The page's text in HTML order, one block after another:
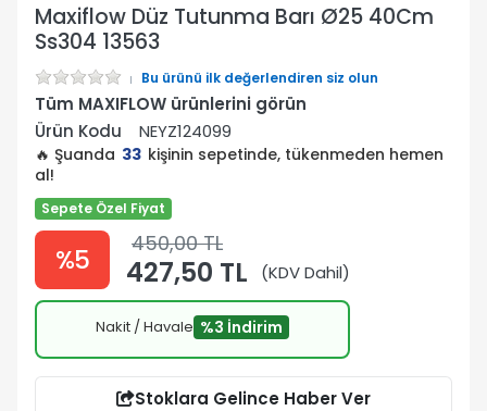
Maxiflow Düz Tutunma Barı Ø25 40Cm
Ss304 13563
Bu ürünü ilk değerlendiren siz olun
Tüm MAXIFLOW ürünlerini görün
Ürün Kodu
NEYZ124099
🔥 Şuanda 33 kişinin sepetinde, tükenmeden hemen
al!
Sepete Özel Fiyat
%5 450,00 TL
427,50 TL (KDV Dahil)
Nakit / Havale %3 İndirim
Stoklara Gelince Haber Ver